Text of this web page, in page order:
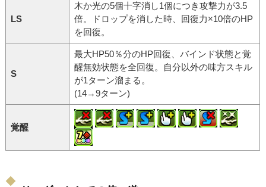
LS
木か光の5個十字消し1個につき攻撃力が3.5
倍。ドロップを消した時、回復力×10倍のHP
を回復。
S
最大HP50％分のHP回復、バインド状態と覚
醒無効状態を全回復。自分以外の味方スキル
が1ターン溜まる。
(14→9ターン)
覚醒